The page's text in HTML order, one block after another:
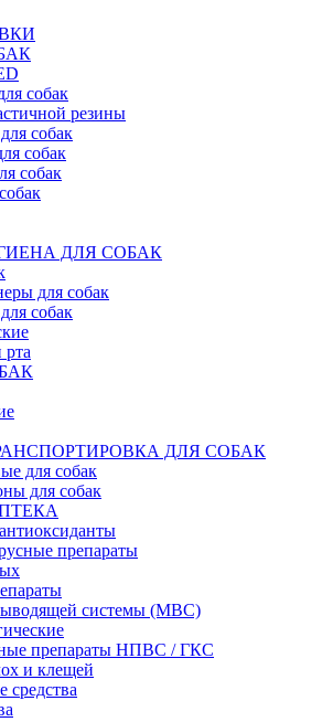
собак
резины
собак
собак
собак
ДЛЯ СОБАК
для собак
собак
рта
ДЛЯ СОБАК
для собак
для собак
препараты
системы (МВС)
препараты НПВС / ГКС
и клещей
средства